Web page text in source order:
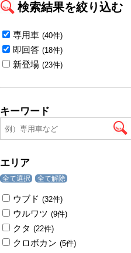
検索結果を絞り込む
専用車 (40件)
即回答 (18件)
新登場 (23件)
キーワード
エリア
全て選択 全て解除
ウブド (32件)
ウルワツ (9件)
クタ (22件)
クロボカン (5件)